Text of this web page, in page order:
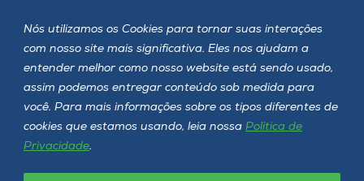
Nós utilizamos os Cookies para tornar suas interações
com nosso site mais significativa. Eles nos ajudam a
entender melhor como nosso website está sendo usado,
assim podemos entregar conteúdo sob medida para
você. Para mais informações sobre os tipos diferentes de
cookies que estamos usando, leia nossa Política de
Privacidade.
Siga a Unoesc